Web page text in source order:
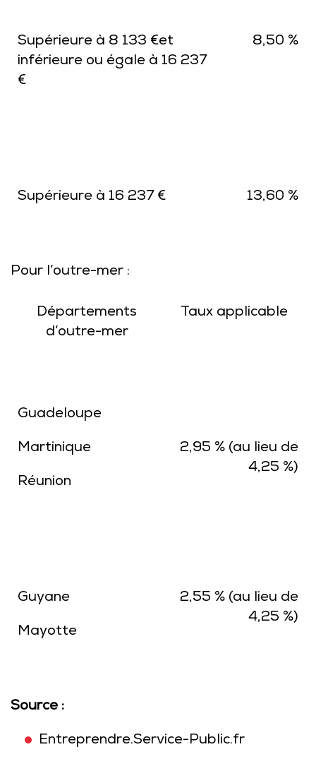
Supérieure à 8 133 €et
inférieure ou égale à 16 237
€
8,50 %
Supérieure à 16 237 € 13,60 %
Pour l’outre-mer :
Départements
d’outre-mer
Taux applicable
Guadeloupe
Martinique
Réunion
2,95 % (au lieu de
4,25 %)
Guyane
Mayotte
2,55 % (au lieu de
4,25 %)
Source :
Entreprendre.Service-Public.fr